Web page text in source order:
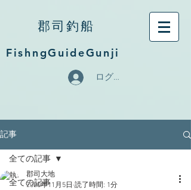
郡司釣船
FishngGuideGunji
ログイン
記事
全ての記事
全ての記事
郡司大地
2020年11月5日 読了時間: 1分